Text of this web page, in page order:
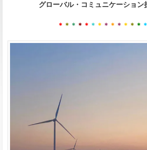
グローバル・コミュニケーション
＊ ＊ ＊ ＊ ＊ ＊ ＊ ＊ ＊ ＊ ＊ ＊ ＊ ＊